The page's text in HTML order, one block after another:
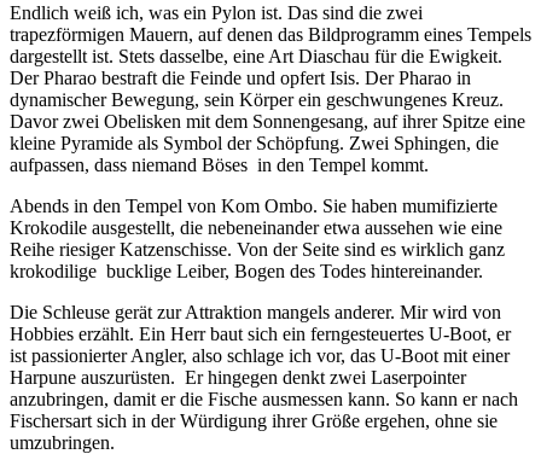
Endlich weiß ich, was ein Pylon ist. Das sind die zwei
trapezförmigen Mauern, auf denen das Bildprogramm eines Tempels
dargestellt ist. Stets dasselbe, eine Art Diaschau für die Ewigkeit.
Der Pharao bestraft die Feinde und opfert Isis. Der Pharao in
dynamischer Bewegung, sein Körper ein geschwungenes Kreuz.
Davor zwei Obelisken mit dem Sonnengesang, auf ihrer Spitze eine
kleine Pyramide als Symbol der Schöpfung. Zwei Sphingen, die
aufpassen, dass niemand Böses in den Tempel kommt.
Abends in den Tempel von Kom Ombo. Sie haben mumifizierte
Krokodile ausgestellt, die nebeneinander etwa aussehen wie eine
Reihe riesiger Katzenschisse. Von der Seite sind es wirklich ganz
krokodilige bucklige Leiber, Bogen des Todes hintereinander.
Die Schleuse gerät zur Attraktion mangels anderer. Mir wird von
Hobbies erzählt. Ein Herr baut sich ein ferngesteuertes U-Boot, er
ist passionierter Angler, also schlage ich vor, das U-Boot mit einer
Harpune auszurüsten. Er hingegen denkt zwei Laserpointer
anzubringen, damit er die Fische ausmessen kann. So kann er nach
Fischersart sich in der Würdigung ihrer Größe ergehen, ohne sie
umzubringen.